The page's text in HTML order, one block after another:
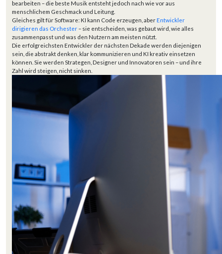
bearbeiten – die beste Musik entsteht jedoch nach wie vor aus
menschlichem Geschmack und Leitung.
Gleiches gilt für Software: KI kann Code erzeugen, aberEntwickler
dirigieren das Orchester – sie entscheiden, was gebaut wird, wie alles
zusammenpasst und was den Nutzern am meisten nützt.
Die erfolgreichsten Entwickler der nächsten Dekade werden diejenigen
sein, die abstrakt denken, klar kommunizieren und KI kreativ einsetzen
können. Sie werden Strategen, Designer und Innovatoren sein – und ihre
Zahl wird steigen, nicht sinken.